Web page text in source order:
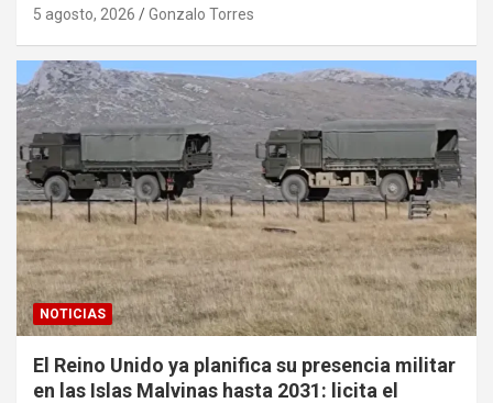
5 agosto, 2026 Gonzalo Torres
NOTICIAS
El Reino Unido ya planifica su presencia militar
en las Islas Malvinas hasta 2031: licita el